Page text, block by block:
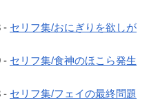
- セリフ集/おにぎりを欲しが
- セリフ集/食神のほこら発生
- セリフ集/フェイの最終問題